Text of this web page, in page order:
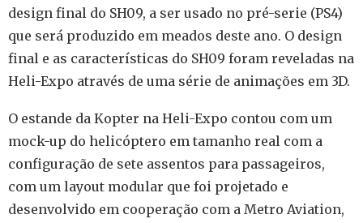
design final do SH09, a ser usado no pré-serie (PS4)
que será produzido em meados deste ano. O design
final e as características do SH09 foram reveladas na
Heli-Expo através de uma série de animações em 3D.
O estande da Kopter na Heli-Expo contou com um
mock-up do helicóptero em tamanho real com a
configuração de sete assentos para passageiros,
com um layout modular que foi projetado e
desenvolvido em cooperação com a Metro Aviation,